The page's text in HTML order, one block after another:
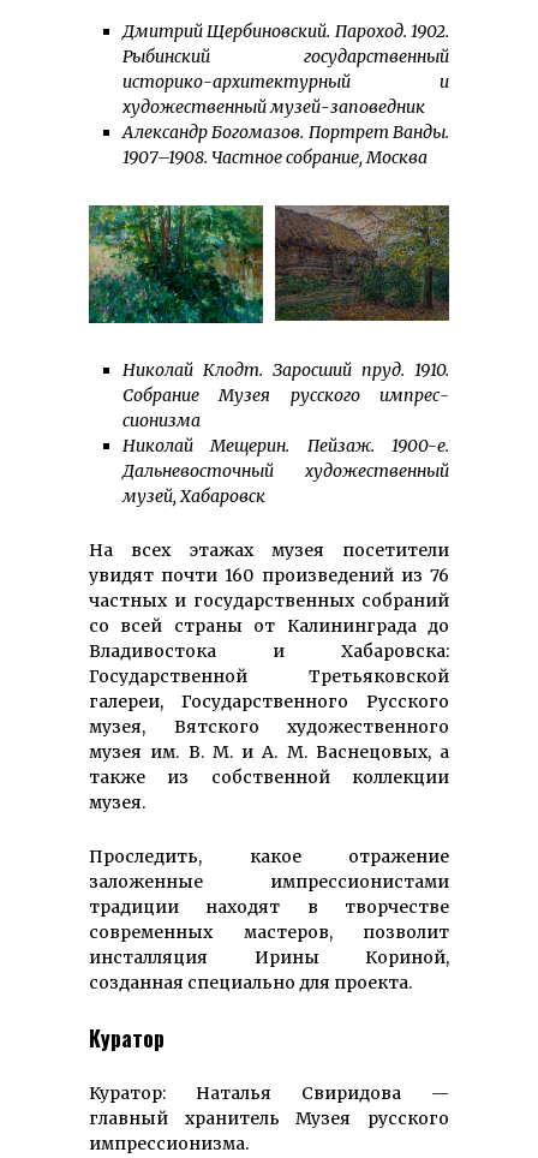
Дмитрий Щербиновский. Пароход. 1902.
Рыбинский государственный
историко-архитектурный и
художественный музей-заповедник
Александр Богомазов. Портрет Ванды.
1907–1908. Частное собрание, Москва
Николай Клодт. Заросший пруд. 1910.
Собрание Музея русского им­прес­
сионизма
Николай Мещерин. Пейзаж. 1900-е.
Дальневосточный художественный
музей, Хабаровск
На всех этажах музея посетители
увидят почти 160 произведений из 76
частных и государственных собраний
со всей страны от Калининграда до
Владивостока и Хабаровска:
Государственной Третьяковской
галереи, Государственного Русского
музея, Вятского художественного
музея им. В. М. и А. М. Васнецовых, а
также из собственной коллекции
музея.
Проследить, какое отражение
заложенные импрессионистами
традиции находят в творчестве
современных мастеров, позволит
инсталляция Ирины Кориной,
созданная специально для проекта.
Куратор
Куратор: Наталья Свиридова —
главный хранитель Музея русского
импрессионизма.